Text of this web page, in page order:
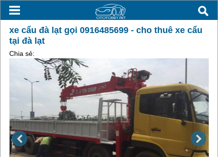
xe cẩu đà lạt gọi 0916485699 - cho thuê xe cẩu
tại đà lạt
Chia sẻ: